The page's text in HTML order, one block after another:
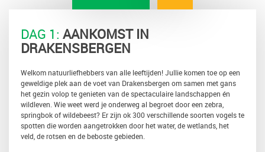
DAG 1: AANKOMST IN
DRAKENSBERGEN
Welkom natuurliefhebbers van alle leeftijden! Jullie komen toe op een
geweldige plek aan de voet van Drakensbergen om samen met gans
het gezin volop te genieten van de spectaculaire landschappen én
wildleven. Wie weet werd je onderweg al begroet door een zebra,
springbok of wildebeest? Er zijn ok 300 verschillende soorten vogels te
spotten die worden aangetrokken door het water, de wetlands, het
veld, de rotsen en de beboste gebieden.